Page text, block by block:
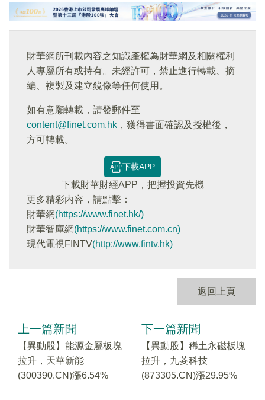
財華網所刊載內容之知識產權為財華網及相關權利
人專屬所有或持有。未經許可，禁止進行轉載、摘
編、複製及建立鏡像等任何使用。
如有意願轉載，請發郵件至
content@finet.com.hk ，獲得書面確認及授權後，
方可轉載。
下載APP
下載財華財經APP，把握投資先機
更多精彩内容，請點擊：
財華網(https://www.finet.hk/)
財華智庫網(https://www.finet.com.cn)
現代電視FINTV(http://www.fintv.hk)
返回上頁
上一篇新聞
【異動股】能源金屬板塊
拉升，天華新能
(300390.CN)漲6.54%
下一篇新聞
【異動股】稀土永磁板塊
拉升，九菱科技
(873305.CN)漲29.95%